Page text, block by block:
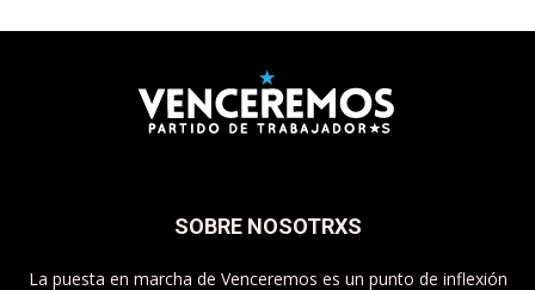
SOBRE NOSOTRXS
La puesta en marcha de Venceremos es un punto de inflexión